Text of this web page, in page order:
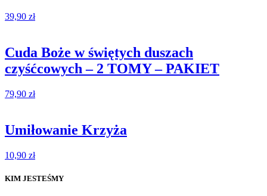
39,90 zł
Cuda Boże w świętych duszach
czyśćcowych – 2 TOMY – PAKIET
79,90 zł
Umiłowanie Krzyża
10,90 zł
KIM JESTEŚMY